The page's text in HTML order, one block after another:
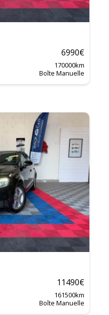
6990€
170000km
Boîte Manuelle
11490€
161500km
Boîte Manuelle